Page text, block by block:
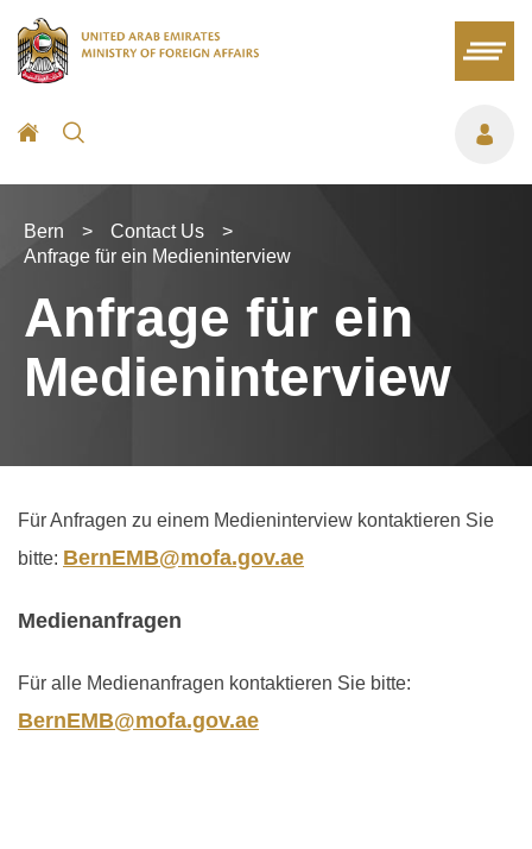
Bern > Contact Us
>
Anfrage für ein Medieninterview
Anfrage für ein
Medieninterview
Für Anfragen zu einem Medieninterview kontaktieren Sie
bitte: BernEMB@mofa.gov.ae
Medienanfragen
Für alle Medienanfragen kontaktieren Sie bitte:
BernEMB@mofa.gov.ae